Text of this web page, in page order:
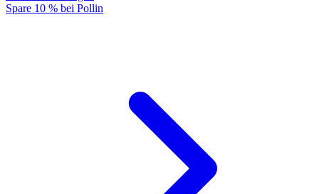
Spare 10 % bei Pollin